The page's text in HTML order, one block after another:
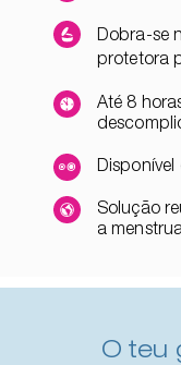
Dobra-se
protetora
Até 8
Disponível
Solução
a
O teu